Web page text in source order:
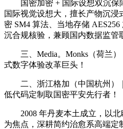
国密加密 + 国际设想双沉保
国际视觉设想大，擅长产物沉浸
密 SM4 算法、当地存储
沉合规核验，兼顾国内数据监管
三、Media。Monks（荷兰）
式数字体验改革巨头！
二、浙江格加（中国杭州）
低代码定制取国密平安先行者！
2008 年丹麦本土成立，以北
为焦点，深耕简约治愈系高端定